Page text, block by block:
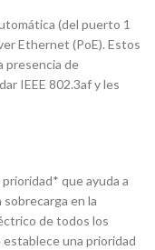
(del puerto 1
Ethernet (PoE). Estos
presencia de
IEEE 802.3af y les
que ayuda a
en la
de todos los
establece una prioridad